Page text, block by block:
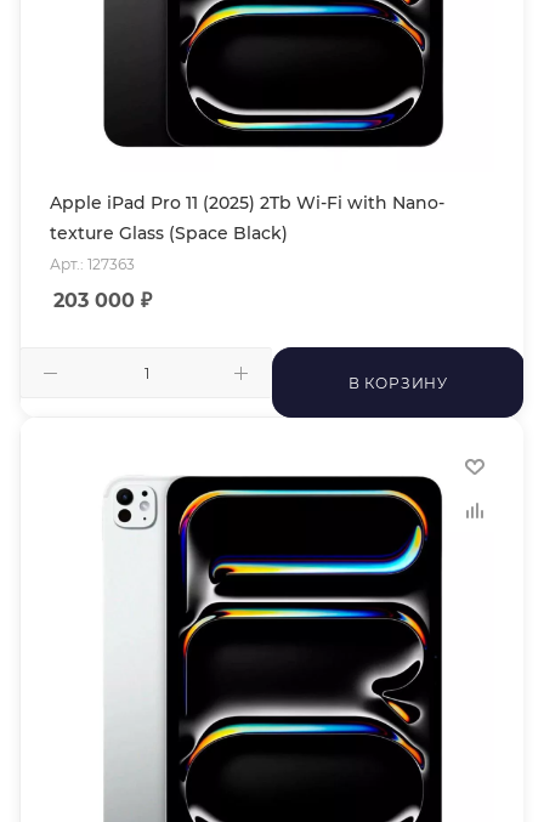
Apple iPad Pro 11 (2025) 2Tb Wi-Fi with Nano-
texture Glass (Space Black)
Арт.: 127363
203 000 ₽
В КОРЗИНУ